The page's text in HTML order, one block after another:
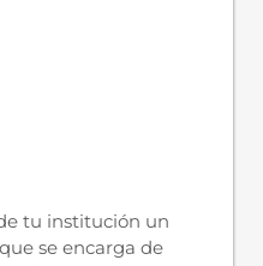
tu institución un
se encarga de